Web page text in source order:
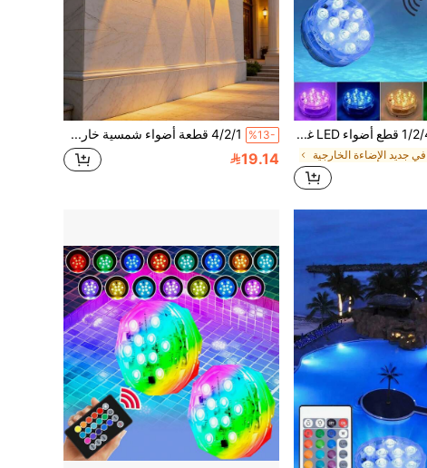
1/2/4/6/8/10 قطع أضواء LED غاطسة مقاومة للماء، أضواء تحت الماء ب- 16 لون مع جهاز تحكم عن بعد للمزهريات وأحواض الاستحمام وأحواض الاستحمام الساخنة وعيد الهالوين والكريسماس وحمامات السباحة وديكور الحفلات
في جديد الإضاءة الخارجية
%13- 4/2/1 قطعة أضواء شمسية خارجية، أضواء جدار شمسية خارجية IP65، أضواء حديقة شمسية زخرفية، أبيض دافئ، أضواء جدار خارجية LED، إضاءة سياج شمسية، ديكور أضواء شمسية للشرفة
19.14